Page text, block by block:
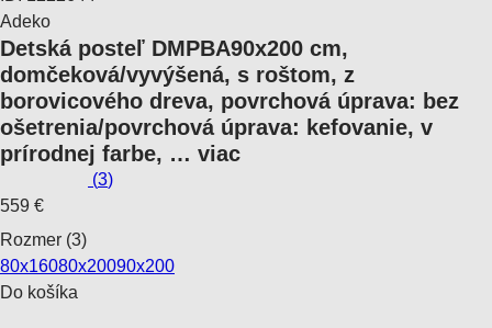
Adeko
Detská posteľ DMPBA90x200 cm,
domčeková/vyvýšená, s roštom, z
borovicového dreva, povrchová úprava: bez
ošetrenia/povrchová úprava: kefovanie, v
prírodnej farbe, … viac
(3)
559 €
Rozmer (3)
80x16080x20090x200
Do košíka